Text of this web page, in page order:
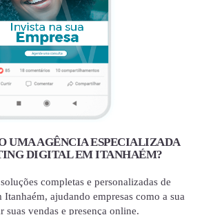
UMA AGÊNCIA ESPECIALIZADA
DIGITAL EM ITANHAÉM?
completas e personalizadas de
ajudando empresas como a sua
suas vendas e presença online.